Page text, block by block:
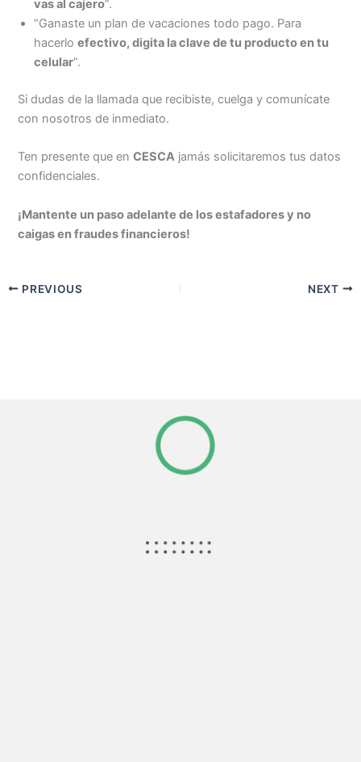
vas al cajero”.
“Ganaste un plan de vacaciones todo pago. Para
hacerloefectivo, digita la clave de tu producto en tu
celular”.
Si dudas de la llamada que recibiste, cuelga y comunícate
con nosotros de inmediato.
Ten presente que enCESCA jamás solicitaremos tus datos
confidenciales.
¡Mantente un paso adelante de los estafadores y no
caigas en fraudes financieros!
PREVIOUS NEXT